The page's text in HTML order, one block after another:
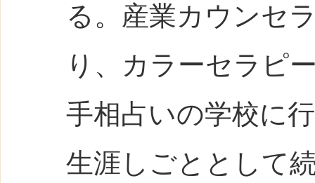
る。産業カウンセ
り、カラーセラピ
手相占いの学校に
生涯しごととして